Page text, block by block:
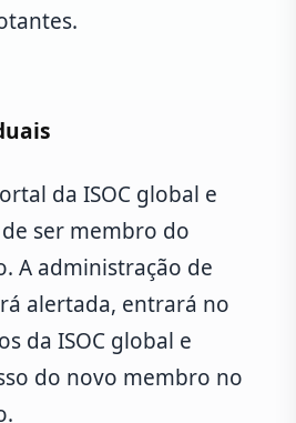
da ISOC global e
ser membro do
A administração de
alertada, entrará no
da ISOC global e
do novo membro no